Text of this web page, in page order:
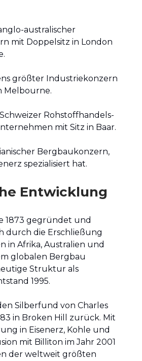
australischer
mit Doppelsitz in London
größter Industriekonzern
Melbourne.
Rohstoffhandels-
mit Sitz in Baar.
Bergbaukonzern,
spezialisiert hat.
Entwicklung
1873 gegründet und
durch die Erschließung
in Afrika, Australien und
globalen Bergbau
Struktur als
1995.
Silberfund von Charles
in Broken Hill zurück. Mit
in Eisenerz, Kohle und
mit Billiton im Jahr 2001
der weltweit größten